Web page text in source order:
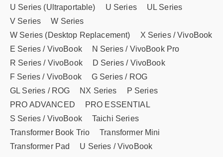
U Series (Ultraportable)
U Series
UL Series
V Series
W Series
W Series (Desktop Replacement)
X Series / VivoBook
E Series / VivoBook
N Series / VivoBook Pro
R Series / VivoBook
D Series / VivoBook
F Series / VivoBook
G Series / ROG
GL Series / ROG
NX Series
P Series
PRO ADVANCED
PRO ESSENTIAL
S Series / VivoBook
Taichi Series
Transformer Book Trio
Transformer Mini
Transformer Pad
U Series / VivoBook